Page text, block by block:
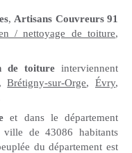
, Artisans Couvreurs 91
/ nettoyage de toiture,
de toitureinterviennent
,Brétigny-sur-Orge, Évry,
et dans le département
de 43086 habitants
du département est